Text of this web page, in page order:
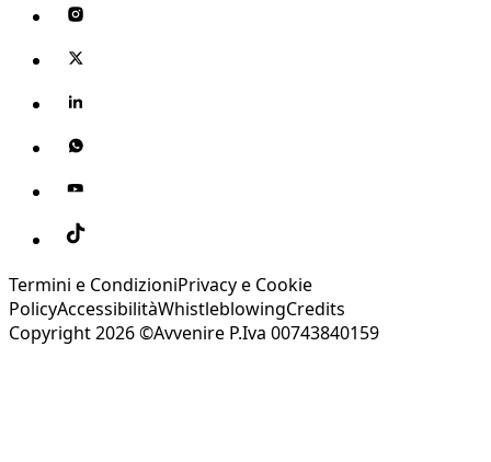
Termini e CondizioniPrivacy e Cookie
PolicyAccessibilitàWhistleblowingCredits
Copyright 2026 ©Avvenire P.Iva 00743840159